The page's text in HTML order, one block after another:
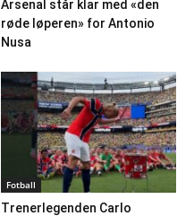
Arsenal står klar med «den
røde løperen» for Antonio
Nusa
Fotball
Trenerlegenden Carlo